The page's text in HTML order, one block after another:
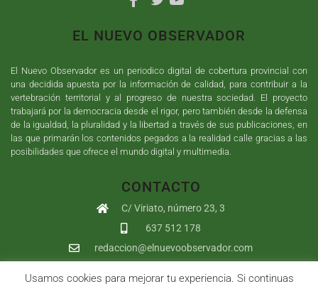
EL NUEVO OBSERVADOR
El Nuevo Observador es un periodico digital de cobertura provincial con
una decidida apuesta por la información de calidad, para contribuir a la
vertebración territorial y al progreso de nuestra sociedad. El proyecto
trabajará por la democracia desde el rigor, pero también desde la defensa
de la igualdad, la pluralidad y la libertad a través de sus publicaciones, en
las que primarán los contenidos pegados a la realidad calle gracias a las
posibilidades que ofrece el mundo digital y multimedia.
CONTACTO
C/ Viriato, número 23, 3
637 512 178
redaccion@elnuevoobservador.com
Usamos cookies para mejorar tu experiencia. Si continuas